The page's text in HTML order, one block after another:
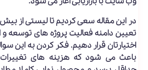
تعیین دامنه فعالیت پروژه های توسعه­
اختیارتان قرار دهیم. فکر کردن به این
باعث می ­شود که هزینه­ های تغییرات